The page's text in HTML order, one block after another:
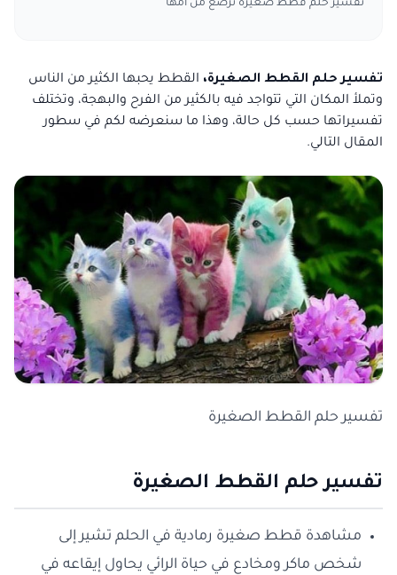
تفسير حلم قطط صغيرة ترضع من امها
تفسير حلم القطط الصغيرة، القطط يحبها الكثير من الناس
وتملأ المكان التي تتواجد فيه بالكثير من الفرح والبهجة، وتختلف
تفسيراتها حسب كل حالة، وهذا ما سنعرضه لكم في سطور
المقال التالي.
تفسير حلم القطط الصغيرة
تفسير حلم القطط الصغيرة
مشاهدة قطط صغيرة رمادية في الحلم تشير إلى
شخص ماكر ومخادع في حياة الرائي يحاول إيقاعه في